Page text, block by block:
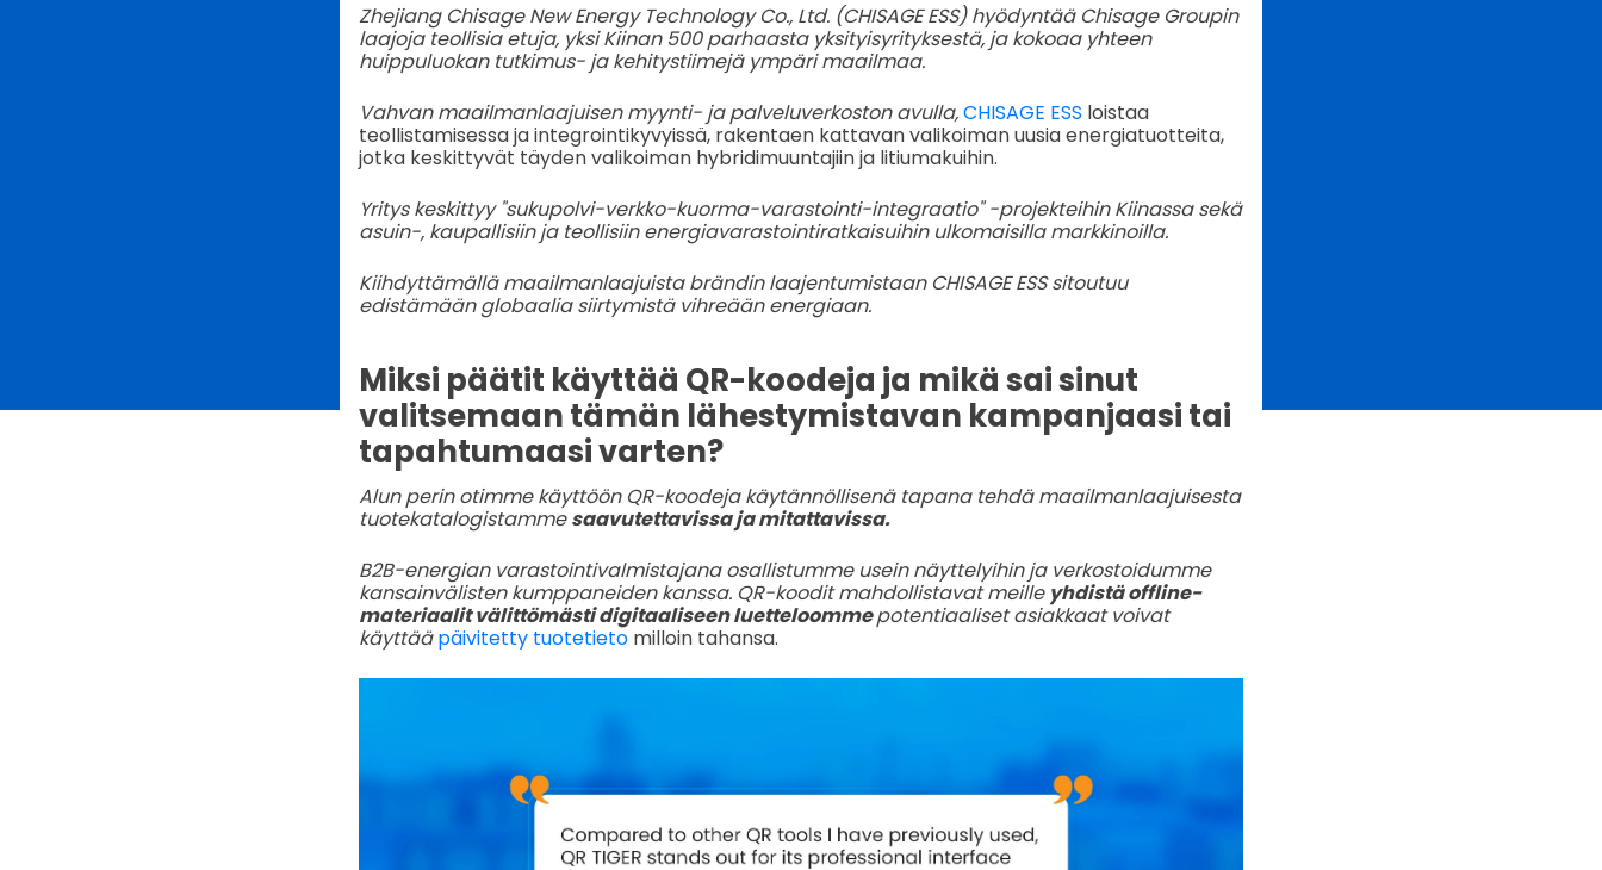
Zhejiang Chisage New Energy Technology Co., Ltd. (CHISAGE ESS) hyödyntää Chisage Groupin
laajoja teollisia etuja, yksi Kiinan 500 parhaasta yksityisyrityksestä, ja kokoaa yhteen
huippuluokan tutkimus- ja kehitystiimejä ympäri maailmaa.
Vahvan maailmanlaajuisen myynti- ja palveluverkoston avulla,CHISAGE ESS loistaa
teollistamisessa ja integrointikyvyissä, rakentaen kattavan valikoiman uusia energiatuotteita,
jotka keskittyvät täyden valikoiman hybridimuuntajiin ja litiumakuihin.
Yritys keskittyy "sukupolvi-verkko-kuorma-varastointi-integraatio" -projekteihin Kiinassa sekä
asuin-, kaupallisiin ja teollisiin energiavarastointiratkaisuihin ulkomaisilla markkinoilla.
Kiihdyttämällä maailmanlaajuista brändin laajentumistaan CHISAGE ESS sitoutuu
edistämään globaalia siirtymistä vihreään energiaan.
Miksi päätit käyttää QR-koodeja ja mikä sai sinut
valitsemaan tämän lähestymistavan kampanjaasi tai
tapahtumaasi varten?
Alun perin otimme käyttöön QR-koodeja käytännöllisenä tapana tehdä maailmanlaajuisesta
tuotekatalogistammesaavutettavissa ja mitattavissa.
B2B-energian varastointivalmistajana osallistumme usein näyttelyihin ja verkostoidumme
kansainvälisten kumppaneiden kanssa. QR-koodit mahdollistavat meille yhdistä offline-
materiaalit välittömästi digitaaliseen luetteloommepotentiaaliset asiakkaat voivat
käyttääpäivitetty tuotetietomilloin tahansa.